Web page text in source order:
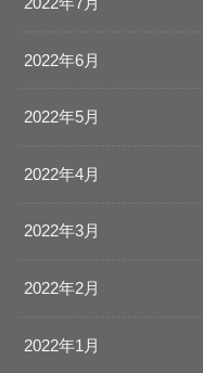
2022年6月
2022年5月
2022年4月
2022年3月
2022年2月
2022年1月